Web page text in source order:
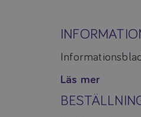
Läs mer